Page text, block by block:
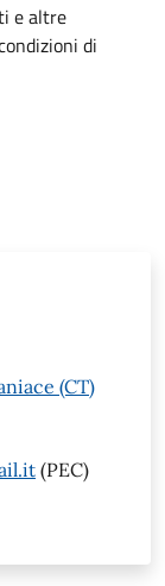
e altre
di
(CT)
(PEC)